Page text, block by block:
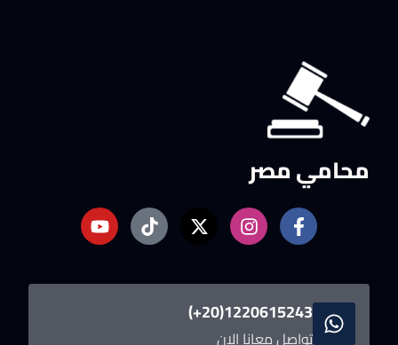
محامي مصر
1220615243(20+)
تواصل معانا الان